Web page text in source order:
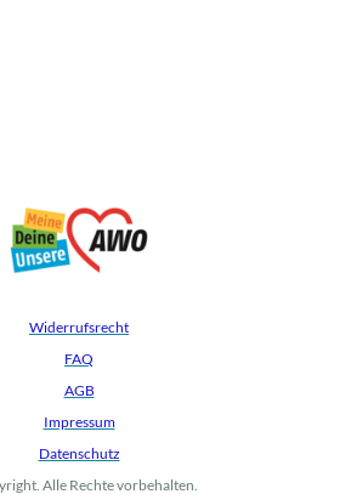
Widerrufsrecht
FAQ
AGB
Impressum
Datenschutz
Alle Rechte vorbehalten.